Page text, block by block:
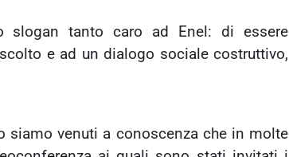
slogan tanto caro ad Enel: di essere
e ad un dialogo sociale costruttivo,
siamo venuti a conoscenza che in molte